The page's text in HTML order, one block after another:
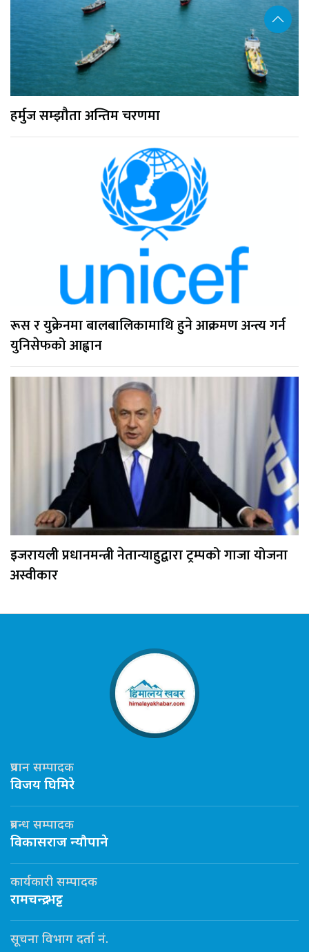
हर्मुज सम्झौता अन्तिम चरणमा
रूस र युक्रेनमा बालबालिकामाथि हुने आक्रमण अन्त्य गर्न
युनिसेफको आह्वान
इजरायली प्रधानमन्त्री नेतान्याहुद्वारा ट्रम्पको गाजा योजना
अस्वीकार
प्रधान सम्पादक
विजय घिमिरे
प्रबन्ध सम्पादक
विकासराज न्यौपाने
कार्यकारी सम्पादक
रामचन्द्र भट्ट
सूचना विभाग दर्ता नं.